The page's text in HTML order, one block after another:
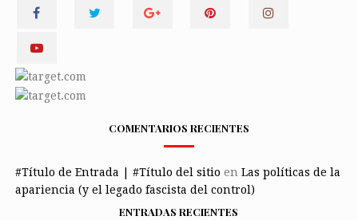
COMENTARIOS RECIENTES
#Título de Entrada | #Título del sitio en Las políticas de la
apariencia (y el legado fascista del control)
ENTRADAS RECIENTES